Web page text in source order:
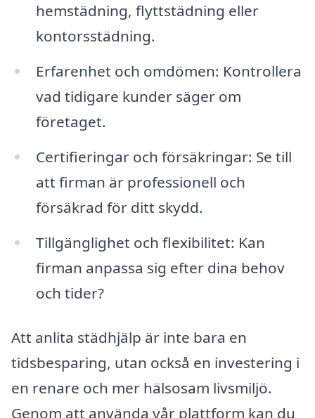
hemstädning, flyttstädning eller
kontorsstädning.
Erfarenhet och omdömen: Kontrollera
vad tidigare kunder säger om
företaget.
Certifieringar och försäkringar: Se till
att firman är professionell och
försäkrad för ditt skydd.
Tillgänglighet och flexibilitet: Kan
firman anpassa sig efter dina behov
och tider?
Att anlita städhjälp är inte bara en
tidsbesparing, utan också en investering i
en renare och mer hälsosam livsmiljö.
Genom att använda vår plattform kan du